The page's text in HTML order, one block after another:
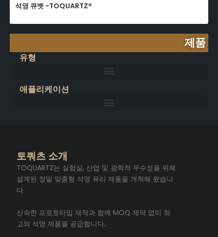
석영 큐벳 -TOQUARTZ®
제품
유형
애플리케이션
토쿼츠 소개
TOQUARTZ는 실험실, 산업 및 광학적 우수성을 위해
설계된 정밀 맞춤형 석영 유리 제품을 개척해 왔습니
다.
신속한 프로토타입 제작과 함께 MOQ 제약 없이 최
고의 석영 제품을 공급합니다.